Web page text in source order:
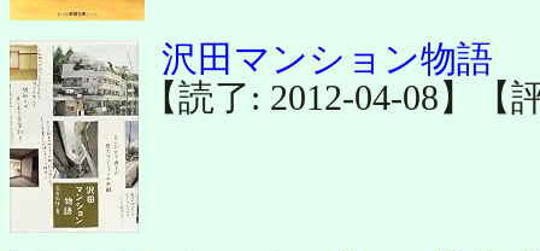
沢田マンション物語
【読了: 2012-04-08】【